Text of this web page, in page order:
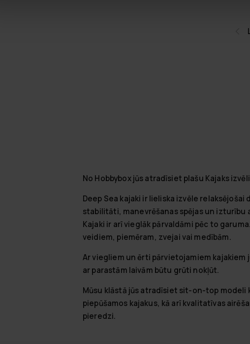
No Hobbybox jūs atradīsiet plašu Kajaks
Deep Sea kajaki ir lieliska izvēle
stabilitāti, manevrēšanas spējas un izturību
Kajaki ir arī vieglāk pārvaldāmi pēc to
veidiem, piemēram, zvejai vai medībām.
Ar viegliem un ērti pārvietojamiem
ar parastām laivām būtu grūti nokļūt.
Mūsu klāstā jūs atradīsiet sit-on-top modeli
piepūšamos kajakus, kā arī kvalitatīvas
pieredzi.